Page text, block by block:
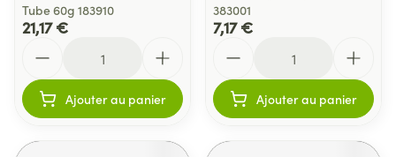
Tube 60g 183910
21,17 €
Ajouter au panier
383001
7,17 €
Ajouter au panier